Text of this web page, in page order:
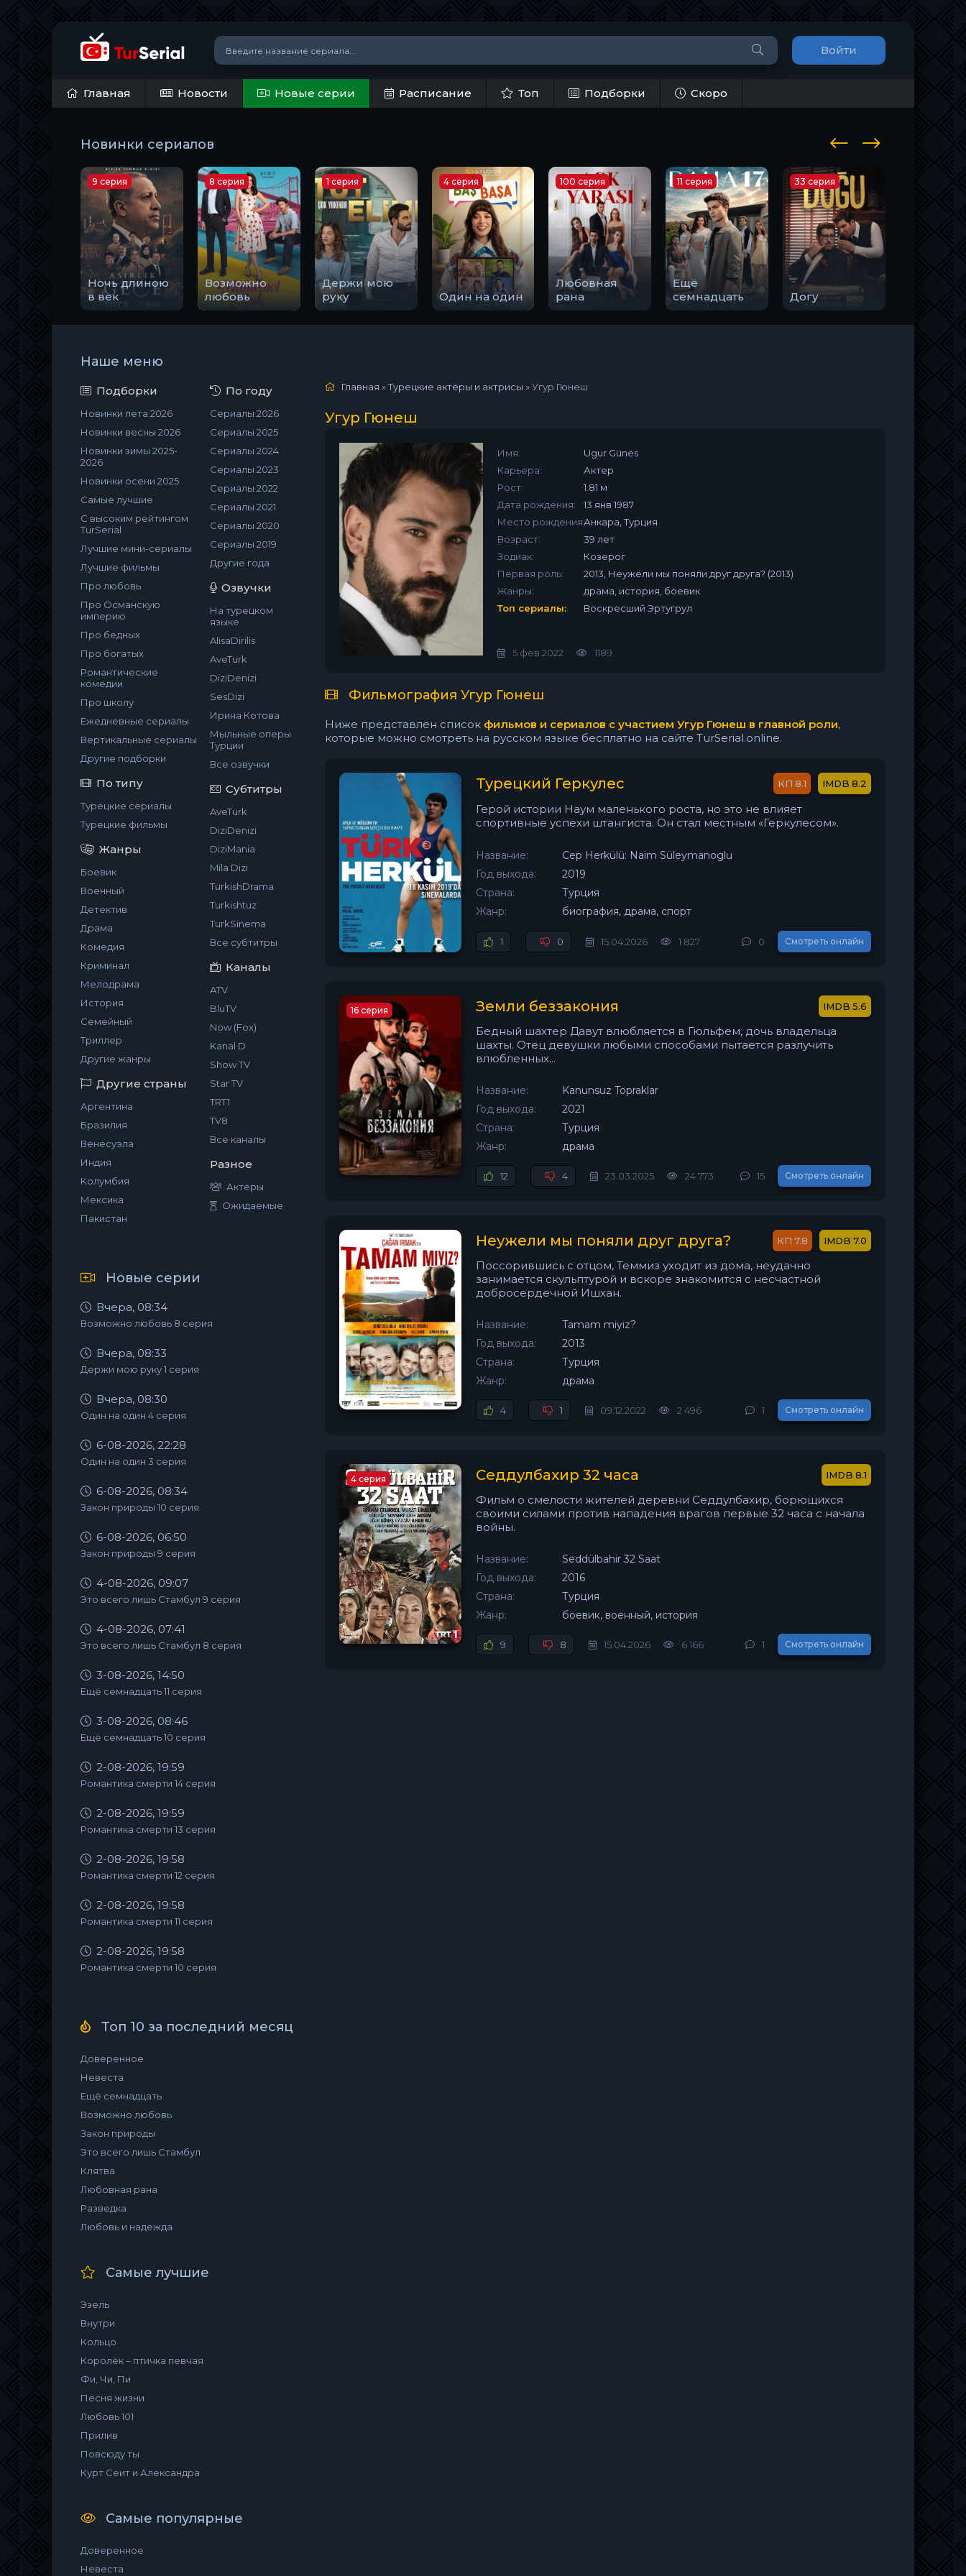
Войти
Главная Новости Новые серии Расписание Топ Подборки Скоро
Новинки сериалов
Ночь длиною
в век
9 серия
Возможно
любовь
8 серия
Держи мою
руку
1 серия
Один на один
4 серия
Любовная
рана
100 серия
Ещё
семнадцать
11 серия
Догу
33 серия
Наше меню
Подборки
Новинки лета 2026
Новинки весны 2026
Новинки зимы 2025-
2026
Новинки осени 2025
Самые лучшие
С высоким рейтингом
TurSerial
Лучшие мини-сериалы
Лучшие фильмы
Про любовь
Про Османскую
империю
Про бедных
Про богатых
Романтические
комедии
Про школу
Ежедневные сериалы
Вертикальные сериалы
Другие подборки
По типу
Турецкие сериалы
Турецкие фильмы
Жанры
Боевик
Военный
Детектив
Драма
Комедия
Криминал
Мелодрама
История
Семейный
Триллер
Другие жанры
Другие страны
Аргентина
Бразилия
Венесуэла
Индия
Колумбия
Мексика
Пакистан
По году
Сериалы 2026
Сериалы 2025
Сериалы 2024
Сериалы 2023
Сериалы 2022
Сериалы 2021
Сериалы 2020
Сериалы 2019
Другие года
Озвучки
На турецком
языке
AlisaDirilis
AveTurk
DiziDenizi
SesDizi
Ирина Котова
Мыльные оперы
Турции
Все озвучки
Субтитры
AveTurk
DiziDenizi
DiziMania
Mila Dizi
TurkishDrama
Turkishtuz
TurkSinema
Все субтитры
Каналы
ATV
BluTV
Now (Fox)
Kanal D
Show TV
Star TV
TRT1
TV8
Все каналы
Разное
Актёры
Ожидаемые
Новые серии
Вчера, 08:34
Возможно любовь 8 серия
Вчера, 08:33
Держи мою руку 1 серия
Вчера, 08:30
Один на один 4 серия
6-08-2026, 22:28
Один на один 3 серия
6-08-2026, 08:34
Закон природы 10 серия
6-08-2026, 06:50
Закон природы 9 серия
4-08-2026, 09:07
Это всего лишь Стамбул 9 серия
4-08-2026, 07:41
Это всего лишь Стамбул 8 серия
3-08-2026, 14:50
Ещё семнадцать 11 серия
3-08-2026, 08:46
Ещё семнадцать 10 серия
2-08-2026, 19:59
Романтика смерти 14 серия
2-08-2026, 19:59
Романтика смерти 13 серия
2-08-2026, 19:58
Романтика смерти 12 серия
2-08-2026, 19:58
Романтика смерти 11 серия
2-08-2026, 19:58
Романтика смерти 10 серия
Топ 10 за последний месяц
Доверенное
Невеста
Ещё семнадцать
Возможно любовь
Закон природы
Это всего лишь Стамбул
Клятва
Любовная рана
Разведка
Любовь и надежда
Самые лучшие
Эзель
Внутри
Кольцо
Королёк – птичка певчая
Фи, Чи, Пи
Песня жизни
Любовь 101
Прилив
Повсюду ты
Курт Сеит и Александра
Самые популярные
Доверенное
Невеста
Главная »Турецкие актёры и актрисы »Угур Гюнеш
Угур Гюнеш
Имя:
Ugur Günes
Карьера:
Актер
Рост:
1.81 м
Дата рождения:
13 янв 1987
Место рождения:Анкара, Турция
Возраст:
39 лет
Зодиак:
Козерог
Первая роль:
2013, Неужели мы поняли друг друга? (2013)
Жанры:
драма, история, боевик
Топ сериалы:
Воскресший Эртугрул
5 фев 2022 1189
Фильмография Угур Гюнеш
Ниже представлен список фильмов и сериалов с участием Угур Гюнеш в главной роли,
которые можно смотреть на русском языке бесплатно на сайте TurSerial.online.
Турецкий Геркулес 8.1 8.2
Герой истории Наум маленького роста, но это не влияет
спортивные успехи штангиста. Он стал местным «Геркулесом».
Название:
Cep Herkülü: Naim Süleymanoglu
Год выхода:
2019
Страна:
Турция
Жанр:
биография, драма, спорт
1 0 15.04.2026 1 827 0 Смотреть онлайн
16 серия Земли беззакония 5.6
Бедный шахтер Давут влюбляется в Гюльфем, дочь владельца
шахты. Отец девушки любыми способами пытается разлучить
влюбленных...
Название:
Kanunsuz Topraklar
Год выхода:
2021
Страна:
Турция
Жанр:
драма
12 4 23.03.2025 24 773 15 Смотреть онлайн
Неужели мы поняли друг друга? 7.8 7.0
Поссорившись с отцом, Теммиз уходит из дома, неудачно
занимается скульптурой и вскоре знакомится с несчастной
добросердечной Ишхан.
Название:
Tamam miyiz?
Год выхода:
2013
Страна:
Турция
Жанр:
драма
4 1 09.12.2022 2 496 1 Смотреть онлайн
4 серия Седдулбахир 32 часа 8.1
Фильм о смелости жителей деревни Седдулбахир, борющихся
своими силами против нападения врагов первые 32 часа с начала
войны.
Название:
Seddülbahir 32 Saat
Год выхода:
2016
Страна:
Турция
Жанр:
боевик, военный, история
9 8 15.04.2026 6 166 1 Смотреть онлайн